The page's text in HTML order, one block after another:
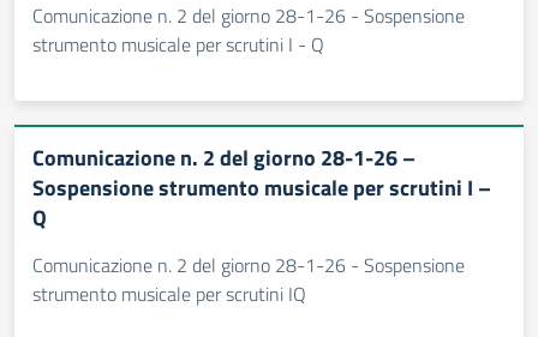
Comunicazione n. 2 del giorno 28-1-26 - Sospensione
strumento musicale per scrutini I - Q
Comunicazione n. 2 del giorno 28-1-26 –
Sospensione strumento musicale per scrutini I –
Q
Comunicazione n. 2 del giorno 28-1-26 - Sospensione
strumento musicale per scrutini IQ